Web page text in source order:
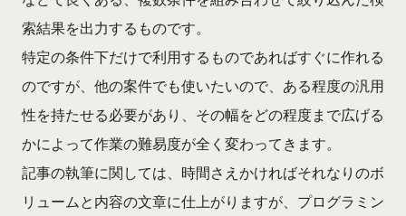
索結果を出力するものです。
特定の条件下だけで利用するものであればすぐに作れる
のですが、他の案件でも使いたいので、ある程度の汎用
性を持たせる必要があり、その幅をどの程度まで広げる
かによって作業の難易度が全く変わってきます。
記事の執筆に関しては、時間さえかければそれなりのボ
リュームと内容の文章に仕上がりますが、プログラミン